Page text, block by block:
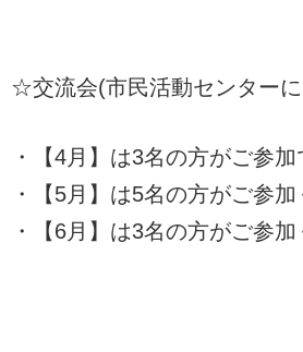
☆交流会(市民活動センター
・【4月】は3名の方がご参加
・【5月】は5名の方がご参加
・【6月】は3名の方がご参加